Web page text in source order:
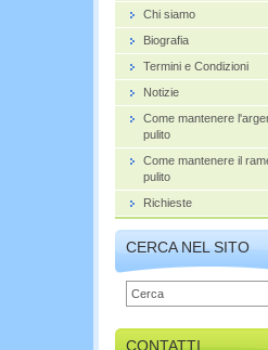
Chi siamo
Biografia
Termini e Condizioni
Notizie
Come mantenere
pulito
Come mantenere il
pulito
Richieste
CERCA NEL SITO
CONTATTI